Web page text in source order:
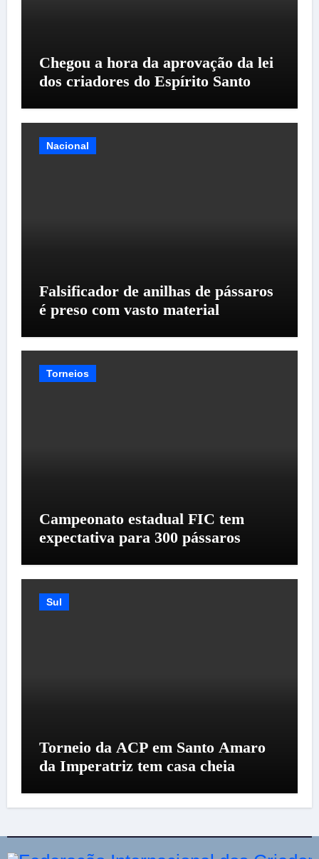
Chegou a hora da aprovação da lei
dos criadores do Espírito Santo
Nacional
Falsificador de anilhas de pássaros
é preso com vasto material
Torneios
Campeonato estadual FIC tem
expectativa para 300 pássaros
Sul
Torneio da ACP em Santo Amaro
da Imperatriz tem casa cheia